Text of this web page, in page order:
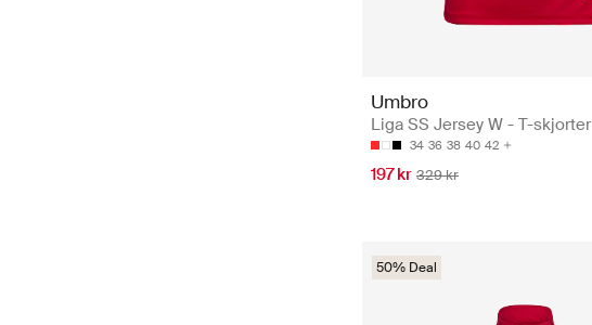
Umbro
Liga SS Jersey W - T-skjorter
34 36 38 40 42
197 kr 329 kr
50% Deal